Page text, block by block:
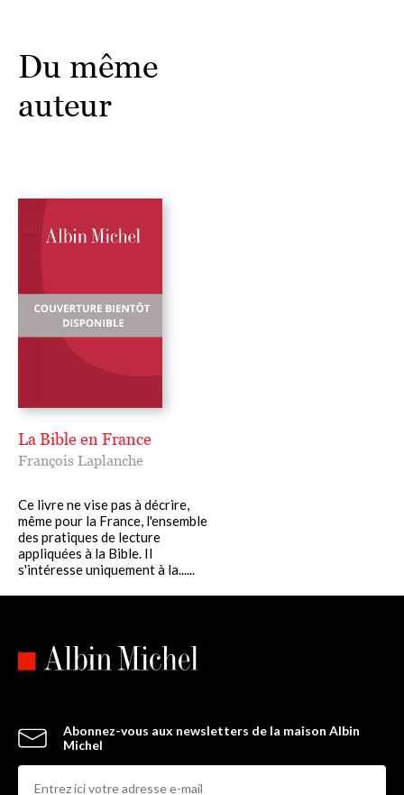
Du même
auteur
La Bible en France
François Laplanche
Ce livre ne vise pas à décrire,
même pour la France, l'ensemble
des pratiques de lecture
appliquées à la Bible. Il
s'intéresse uniquement à la......
Abonnez-vous aux newsletters de la maison Albin
Michel